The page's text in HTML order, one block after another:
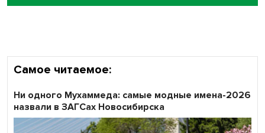
Самое читаемое:
Ни одного Мухаммеда: самые модные имена-2026
назвали в ЗАГСах Новосибирска